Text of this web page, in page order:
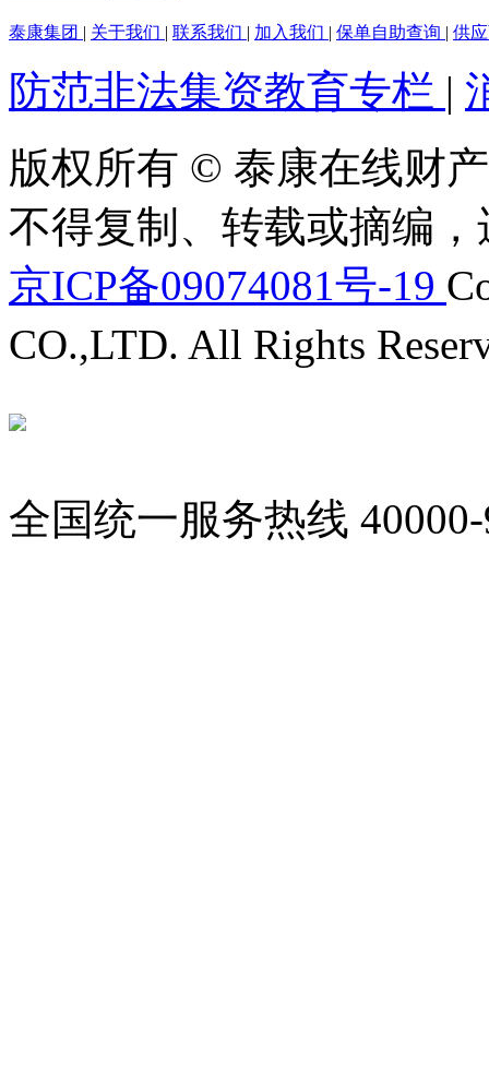
泰康集团 | 关于我们 | 联系我们 | 加入我们 | 保单自助查询 | 供
防范非法集资教育专栏 |
版权所有 © 泰康在线财
不得复制、转载或摘编
京ICP备09074081号-19
CO.,LTD. All Rights
全国统一服务热线